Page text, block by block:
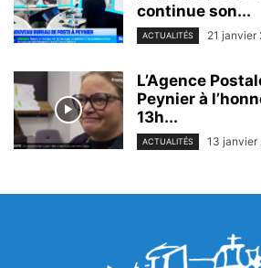
continue son...
ACTUALITÉS 21 janvier
L’Agence
Peynier à
13h...
ACTUALITÉS 13 janvier